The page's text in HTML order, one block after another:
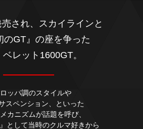
され、スカイラインと
のGT』の座を争った
レット1600GT。
ッパ調のスタイルや
スペンション、といった
カニズムが話題を呼び、
として当時のクルマ好きから